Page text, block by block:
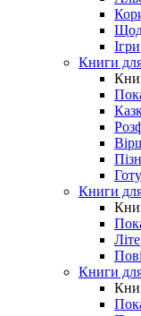
Ігри
Книги
Книги
Книги